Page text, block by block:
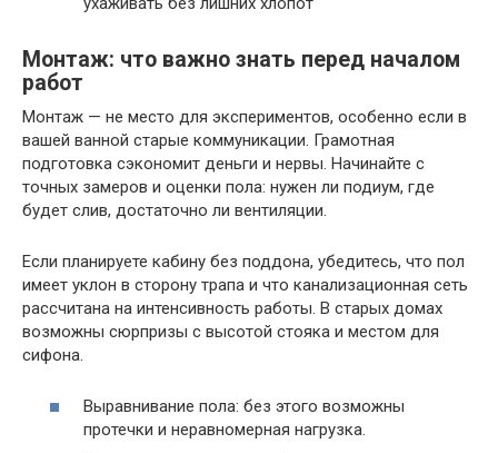
Монтаж: что важно знать перед началом
работ
Монтаж — не место для экспериментов, особенно если в
вашей ванной старые коммуникации. Грамотная
подготовка сэкономит деньги и нервы. Начинайте с
точных замеров и оценки пола: нужен ли подиум, где
будет слив, достаточно ли вентиляции.
Если планируете кабину без поддона, убедитесь, что пол
имеет уклон в сторону трапа и что канализационная сеть
рассчитана на интенсивность работы. В старых домах
возможны сюрпризы с высотой стояка и местом для
сифона.
Выравнивание пола: без этого возможны
протечки и неравномерная нагрузка.